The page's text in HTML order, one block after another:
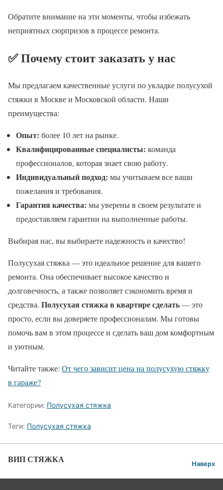
Обратите внимание на эти моменты, чтобы избежать
неприятных сюрпризов в процессе ремонта.
✅ Почему стоит заказать у нас
Мы предлагаем качественные услуги по укладке полусухой
стяжки в Москве и Московской области. Наши
преимущества:
Опыт: более 10 лет на рынке.
Квалифицированные специалисты: команда
профессионалов, которая знает свою работу.
Индивидуальный подход: мы учитываем все ваши
пожелания и требования.
Гарантия качества: мы уверены в своем результате и
предоставляем гарантии на выполненные работы.
Выбирая нас, вы выбираете надежность и качество!
Полусухая стяжка — это идеальное решение для вашего
ремонта. Она обеспечивает высокое качество и
долговечность, а также позволяет сэкономить время и
средства. Полусухая стяжка в квартире сделать— это
просто, если вы доверяете профессионалам. Мы готовы
помочь вам в этом процессе и сделать ваш дом комфортным
и уютным.
Читайте также: От чего зависит цена на полусухую стяжку
в гараже?
Категории: Полусухая стяжка
Теги: Полусухая стяжка
ВИП СТЯЖКА Наверх